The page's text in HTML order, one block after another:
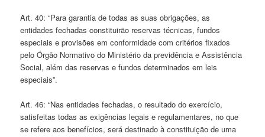
Art. 40: “Para garantia de todas as suas obrigações, as
entidades fechadas constituirão reservas técnicas, fundos
especiais e provisões em conformidade com critérios fixados
pelo Órgão Normativo do Ministério da previdência e Assistência
Social, além das reservas e fundos determinados em leis
especiais”.
Art. 46: “Nas entidades fechadas, o resultado do exercício,
satisfeitas todas as exigências legais e regulamentares, no que
se refere aos benefícios, será destinado à constituição de uma